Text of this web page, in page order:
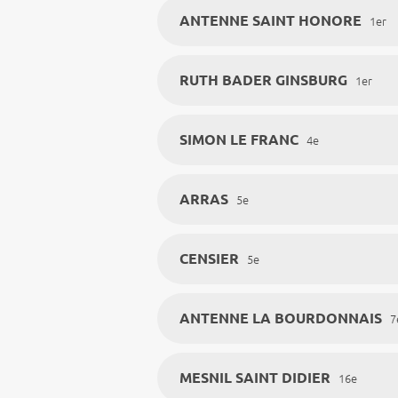
ANTENNE SAINT HONORE 1er
RUTH BADER GINSBURG 1er
SIMON LE FRANC 4e
ARRAS 5e
CENSIER 5e
ANTENNE LA BOURDONNAIS
MESNIL SAINT DIDIER 16e